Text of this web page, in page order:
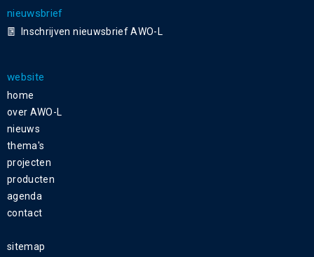
nieuwsbrief
Inschrijven nieuwsbrief AWO-L
website
home
over AWO-L
nieuws
thema's
projecten
producten
agenda
contact
sitemap